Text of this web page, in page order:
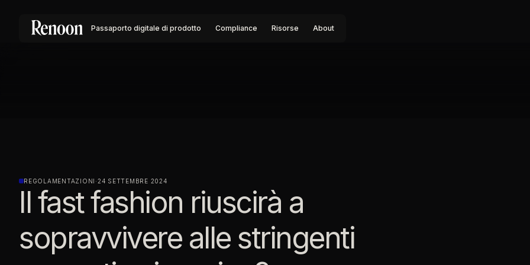
Passaporto digitale di prodotto Compliance Risorse About
REGOLAMENTAZIONI ·24 SETTEMBRE 2024
Il fast fashion riuscirà a
sopravvivere alle stringenti